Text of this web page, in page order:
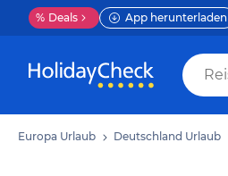
% Deals App herunterladen
Europa Urlaub Deutschland Urlaub